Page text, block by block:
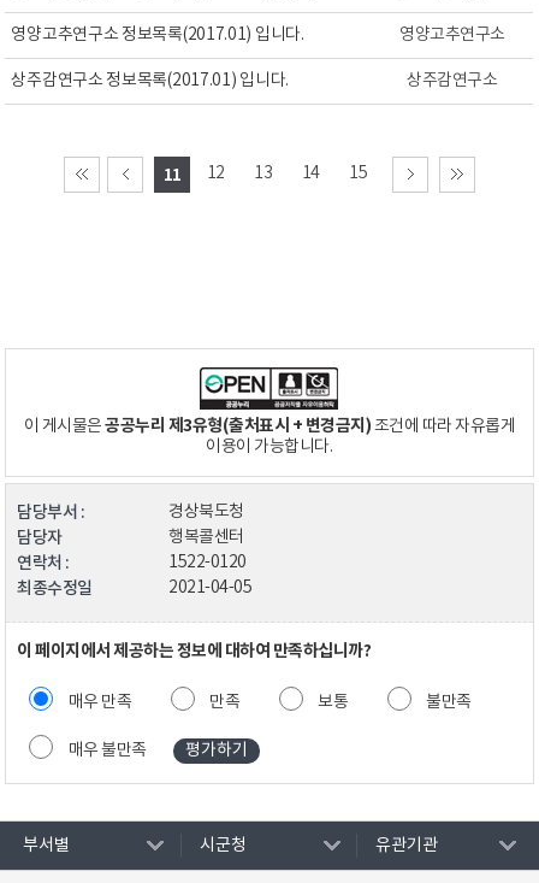
영양고추연구소 정보목록(2017.01) 입니다. 영양고추연구소
상주감연구소 정보목록(2017.01) 입니다. 상주감연구소
11 12 13 14 15
이 게시물은공공누리 제3유형(출처표시 + 변경금지)조건에 따라 자유롭게
이용이 가능합니다.
담당부서 : 경상북도청
담당자 행복콜센터
연락처 : 1522-0120
최종수정일 2021-04-05
이 페이지에서 제공하는 정보에 대하여 만족하십니까?
매우 만족 만족 보통 불만족
매우 불만족
부서별 시군청 유관기관